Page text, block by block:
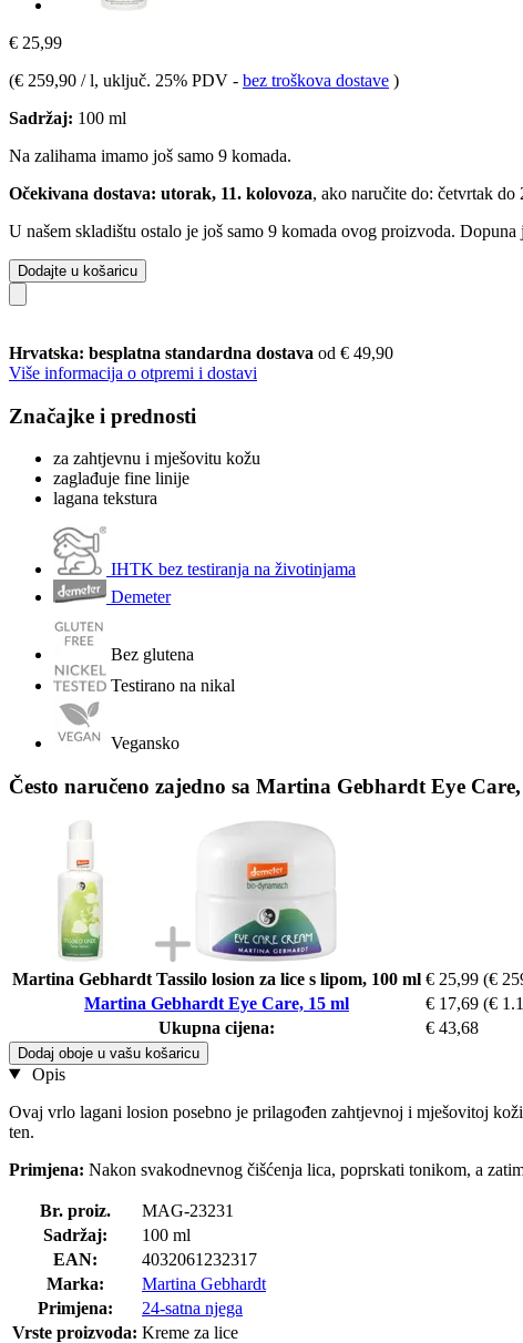
€ 25,99
(€ 259,90 / l, uključ. 25% PDV - bez troškova dostave )
Sadržaj: 100 ml
Na zalihama imamo još samo 9 komada.
Očekivana dostava: utorak, 11. kolovoza, ako naručite do: četvrtak do
U našem skladištu ostalo je još samo 9 komada ovog proizvoda.
Dodajte u košaricu
Hrvatska: besplatna standardna dostava od € 49,90
Više informacija o otpremi i dostavi
Značajke i prednosti
za zahtjevnu i mješovitu kožu
zaglađuje fine linije
lagana tekstura
IHTK bez testiranja na životinjama
Demeter
Bez glutena
Testirano na nikal
Vegansko
Često naručeno zajedno sa Martina Gebhardt Eye
Martina Gebhardt Tassilo losion za lice s lipom, 100 ml € 25,99 (€
Martina Gebhardt Eye Care, 15 ml
€ 17,69 (€
Ukupna cijena:
€ 43,68
Dodaj oboje u vašu košaricu
Opis
Ovaj vrlo lagani losion posebno je prilagođen zahtjevnoj i mješovitoj
ten.
Primjena: Nakon svakodnevnog čišćenja lica, poprskati tonikom, a
Br. proiz.
MAG-23231
Sadržaj:
100 ml
EAN:
4032061232317
Marka:
Martina Gebhardt
Primjena:
24-satna njega
Vrste proizvoda: Kreme za lice